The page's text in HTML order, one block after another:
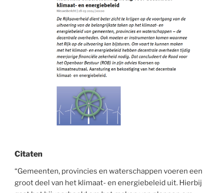
Citaten
“Gemeenten, provincies en waterschappen voeren een
groot deel van het klimaat- en energiebeleid uit. Hierbij